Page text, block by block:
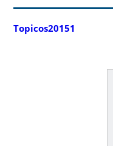
Topicos20151